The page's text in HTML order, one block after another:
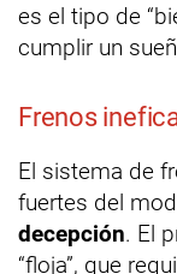
es el tipo de
cumplir un
Frenos
El sistema de
fuertes del
decepción. El
“floja”, que